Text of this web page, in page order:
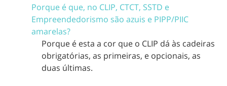
Porque é que, no CLIP, CTCT, SSTD e
Empreendedorismo são azuis e PIPP/PIIC
amarelas?
Porque é esta a cor que o CLIP dá às cadeiras
obrigatórias, as primeiras, e opcionais, as
duas últimas.